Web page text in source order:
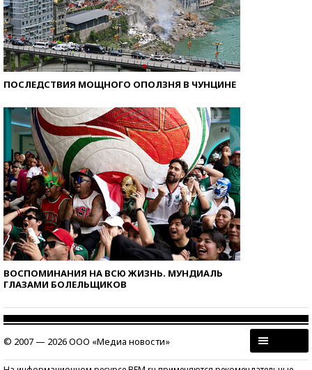
ПОСЛЕДСТВИЯ МОЩНОГО ОПОЛЗНЯ В ЧУНЦИНЕ
ВОСПОМИНАНИЯ НА ВСЮ ЖИЗНЬ. МУНДИАЛЬ
ГЛАЗАМИ БОЛЕЛЬЩИКОВ
© 2007 — 2026 ООО «Медиа новости»